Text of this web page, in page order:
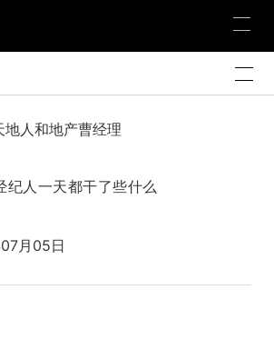
地人和地产曹经理
纪人一天都干了些什么
月05日